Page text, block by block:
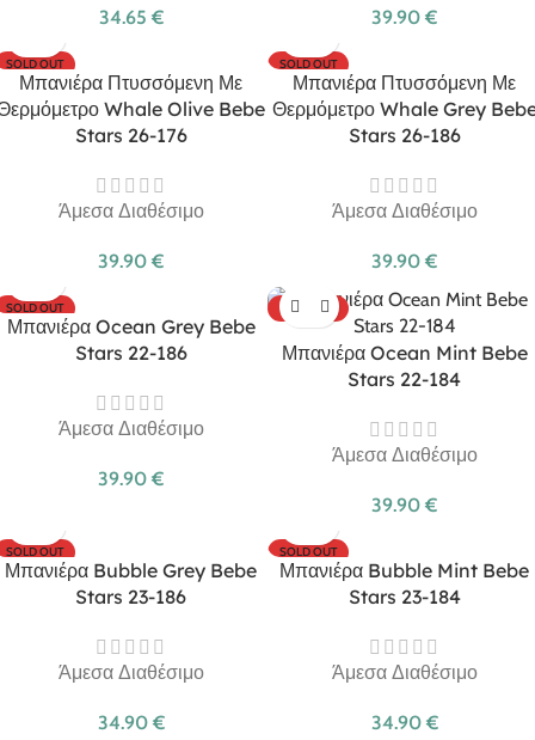
34.65 € 39.90 €
SOLD OUT
Μπανιέρα Πτυσσόμενη Με
Whale Olive Bebe
Stars 26-176
Άμεσα Διαθέσιμο
39.90 €
SOLD OUT
Μπανιέρα Πτυσσόμενη Με
Θερμόμετρο Whale Grey
Stars 26-186
Άμεσα Διαθέσιμο
39.90 €
SOLD OUT
Μπανιέρα Ocean Grey Bebe
Stars 22-186
Άμεσα Διαθέσιμο
39.90 €
SOLD OUT
Μπανιέρα Ocean Mint Bebe
Stars 22-184
Άμεσα Διαθέσιμο
39.90 €
SOLD OUT
Μπανιέρα Bubble Grey Bebe
Stars 23-186
Άμεσα Διαθέσιμο
34.90 €
SOLD OUT
Μπανιέρα Bubble Mint Bebe
Stars 23-184
Άμεσα Διαθέσιμο
34.90 €